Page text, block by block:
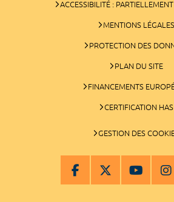
ACCESSIBILITÉ :
MENTIONS LÉGALES
PROTECTION DES
PLAN DU SITE
FINANCEMENTS
CERTIFICATION HAS
GESTION DES